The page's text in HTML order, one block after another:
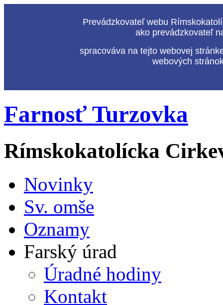
Prevádzkovateľ webu
ako prevádzkovateľ
spracováva na tejto webovej
webových
Farnosť Turzovka
Rímskokatolícka
Novinky
Sv. omše
Oznamy
Farský úrad
Úradné hodiny
Kontakt